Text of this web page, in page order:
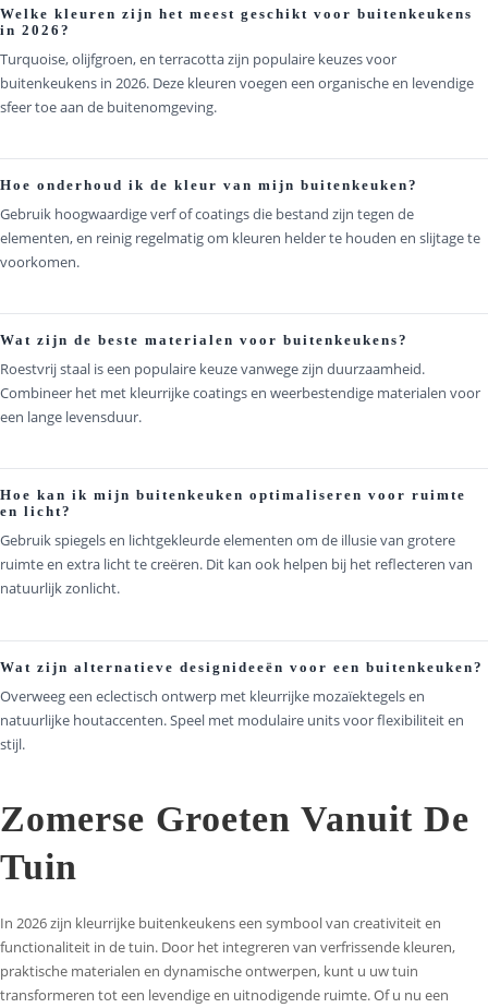
Welke kleuren zijn het meest geschikt voor buitenkeukens
in 2026?
Turquoise, olijfgroen, en terracotta zijn populaire keuzes voor
buitenkeukens in 2026. Deze kleuren voegen een organische en levendige
sfeer toe aan de buitenomgeving.
Hoe onderhoud ik de kleur van mijn buitenkeuken?
Gebruik hoogwaardige verf of coatings die bestand zijn tegen de
elementen, en reinig regelmatig om kleuren helder te houden en slijtage te
voorkomen.
Wat zijn de beste materialen voor buitenkeukens?
Roestvrij staal is een populaire keuze vanwege zijn duurzaamheid.
Combineer het met kleurrijke coatings en weerbestendige materialen voor
een lange levensduur.
Hoe kan ik mijn buitenkeuken optimaliseren voor ruimte
en licht?
Gebruik spiegels en lichtgekleurde elementen om de illusie van grotere
ruimte en extra licht te creëren. Dit kan ook helpen bij het reflecteren van
natuurlijk zonlicht.
Wat zijn alternatieve designideeën voor een buitenkeuken?
Overweeg een eclectisch ontwerp met kleurrijke mozaïektegels en
natuurlijke houtaccenten. Speel met modulaire units voor flexibiliteit en
stijl.
Zomerse Groeten Vanuit De
Tuin
In 2026 zijn kleurrijke buitenkeukens een symbool van creativiteit en
functionaliteit in de tuin. Door het integreren van verfrissende kleuren,
praktische materialen en dynamische ontwerpen, kunt u uw tuin
transformeren tot een levendige en uitnodigende ruimte. Of u nu een